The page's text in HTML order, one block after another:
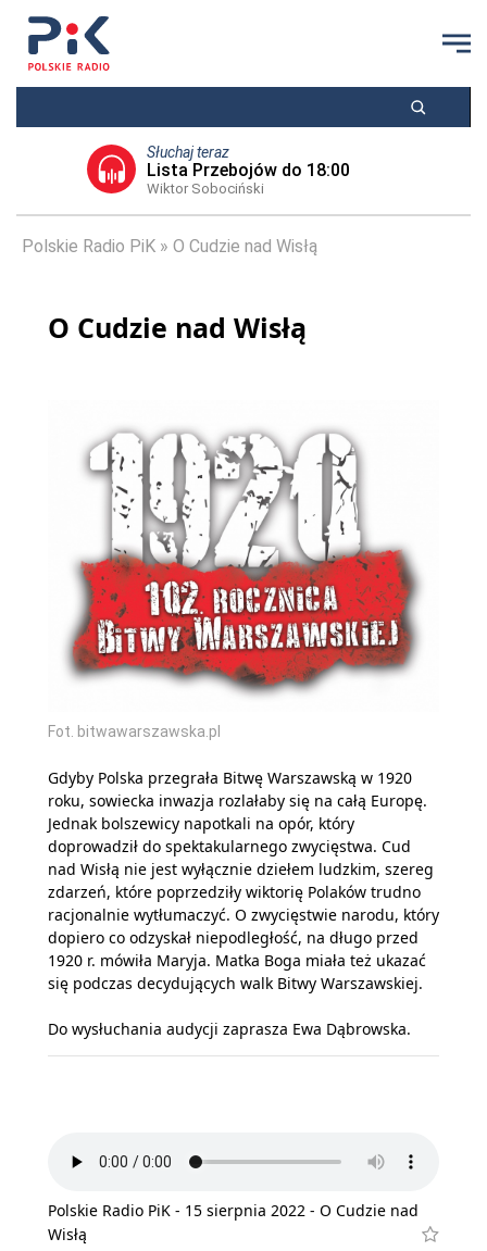
Słuchaj teraz
Lista Przebojów do 18:00
Wiktor Sobociński
Polskie Radio PiK O Cudzie nad Wisłą
O Cudzie nad Wisłą
Fot. bitwawarszawska.pl
Gdyby Polska przegrała Bitwę Warszawską w 1920
roku, sowiecka inwazja rozlałaby się na całą Europę.
Jednak bolszewicy napotkali na opór, który
doprowadził do spektakularnego zwycięstwa. Cud
nad Wisłą nie jest wyłącznie dziełem ludzkim, szereg
zdarzeń, które poprzedziły wiktorię Polaków trudno
racjonalnie wytłumaczyć. O zwycięstwie narodu, który
dopiero co odzyskał niepodległość, na długo przed
1920 r. mówiła Maryja. Matka Boga miała też ukazać
się podczas decydujących walk Bitwy Warszawskiej.
Do wysłuchania audycji zaprasza Ewa Dąbrowska.
Polskie Radio PiK - 15 sierpnia 2022 - O Cudzie nad
Wisłą